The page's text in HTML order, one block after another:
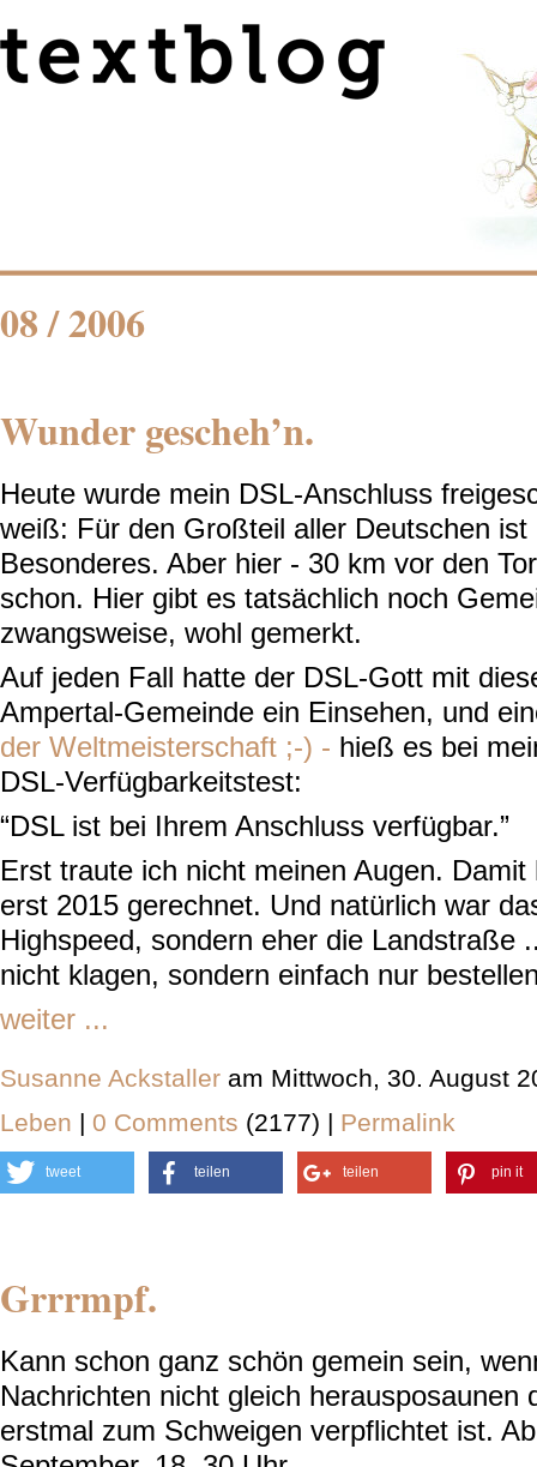
08 / 2006
Wunder gescheh’n.
Heute wurde mein DSL-Anschluss
weiß: Für den Großteil aller Deutschen ist
Besonderes. Aber hier - 30 km vor den
schon. Hier gibt es tatsächlich noch
zwangsweise, wohl gemerkt.
Auf jeden Fall hatte der DSL-Gott mit
Ampertal-Gemeinde ein Einsehen, und
der Weltmeisterschaft ;-) - hieß es bei
DSL-Verfügbarkeitstest:
“DSL ist bei Ihrem Anschluss verfügbar.”
Erst traute ich nicht meinen Augen.
erst 2015 gerechnet. Und natürlich war
Highspeed, sondern eher die Landstraße
nicht klagen, sondern einfach nur
weiter ...
Susanne Ackstaller am Mittwoch, 30. August
Leben | 0 Comments (2177) | Permalink
tweet teilen teilen pin it
Grrrmpf.
Kann schon ganz schön gemein sein,
Nachrichten nicht gleich herausposaunen
erstmal zum Schweigen verpflichtet ist.